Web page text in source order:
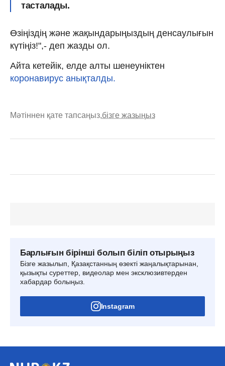
тасталады.
Өзіңіздің және жақындарыңыздың денсаулығын
күтіңіз!",- деп жазды ол.
Айта кетейік, елде алты шенеуніктен
коронавирус анықталды.
Мәтіннен қате тапсаңыз,бізге жазыңыз
Барлығын бірінші болып біліп отырыңыз
Бізге жазылып, Қазақстанның өзекті жаңалықтарынан,
қызықты суреттер, видеолар мен эксклюзивтерден
хабардар болыңыз.
Instagram